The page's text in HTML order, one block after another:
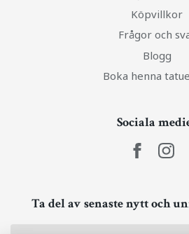
Köpvillkor
Frågor och
Blogg
Boka henna
Sociala
Ta del av senaste nytt och